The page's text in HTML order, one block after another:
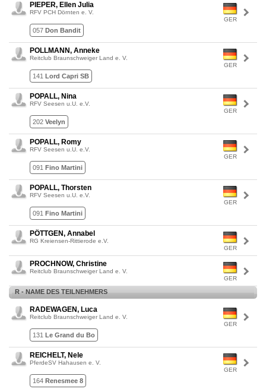
GER
PIEPER, Ellen Julia
RFV PCH Dörnten e. V.
057 Don Bandit
GER
POLLMANN, Anneke
Reitclub Braunschweiger Land e. V.
141 Lord Capri SB
GER
POPALL, Nina
RFV Seesen u.U. e.V.
202 Veelyn
GER
POPALL, Romy
RFV Seesen u.U. e.V.
091 Fino Martini
GER
POPALL, Thorsten
RFV Seesen u.U. e.V.
091 Fino Martini
GER
PÖTTGEN, Annabel
RG Kreiensen-Rittierode e.V.
GER
PROCHNOW, Christine
Reitclub Braunschweiger Land e. V.
R - NAME DES TEILNEHMERS
GER
RADEWAGEN, Luca
Reitclub Braunschweiger Land e. V.
131 Le Grand du Bo
GER
REICHELT, Nele
PferdeSV Hahausen e. V.
164 Renesmee 8